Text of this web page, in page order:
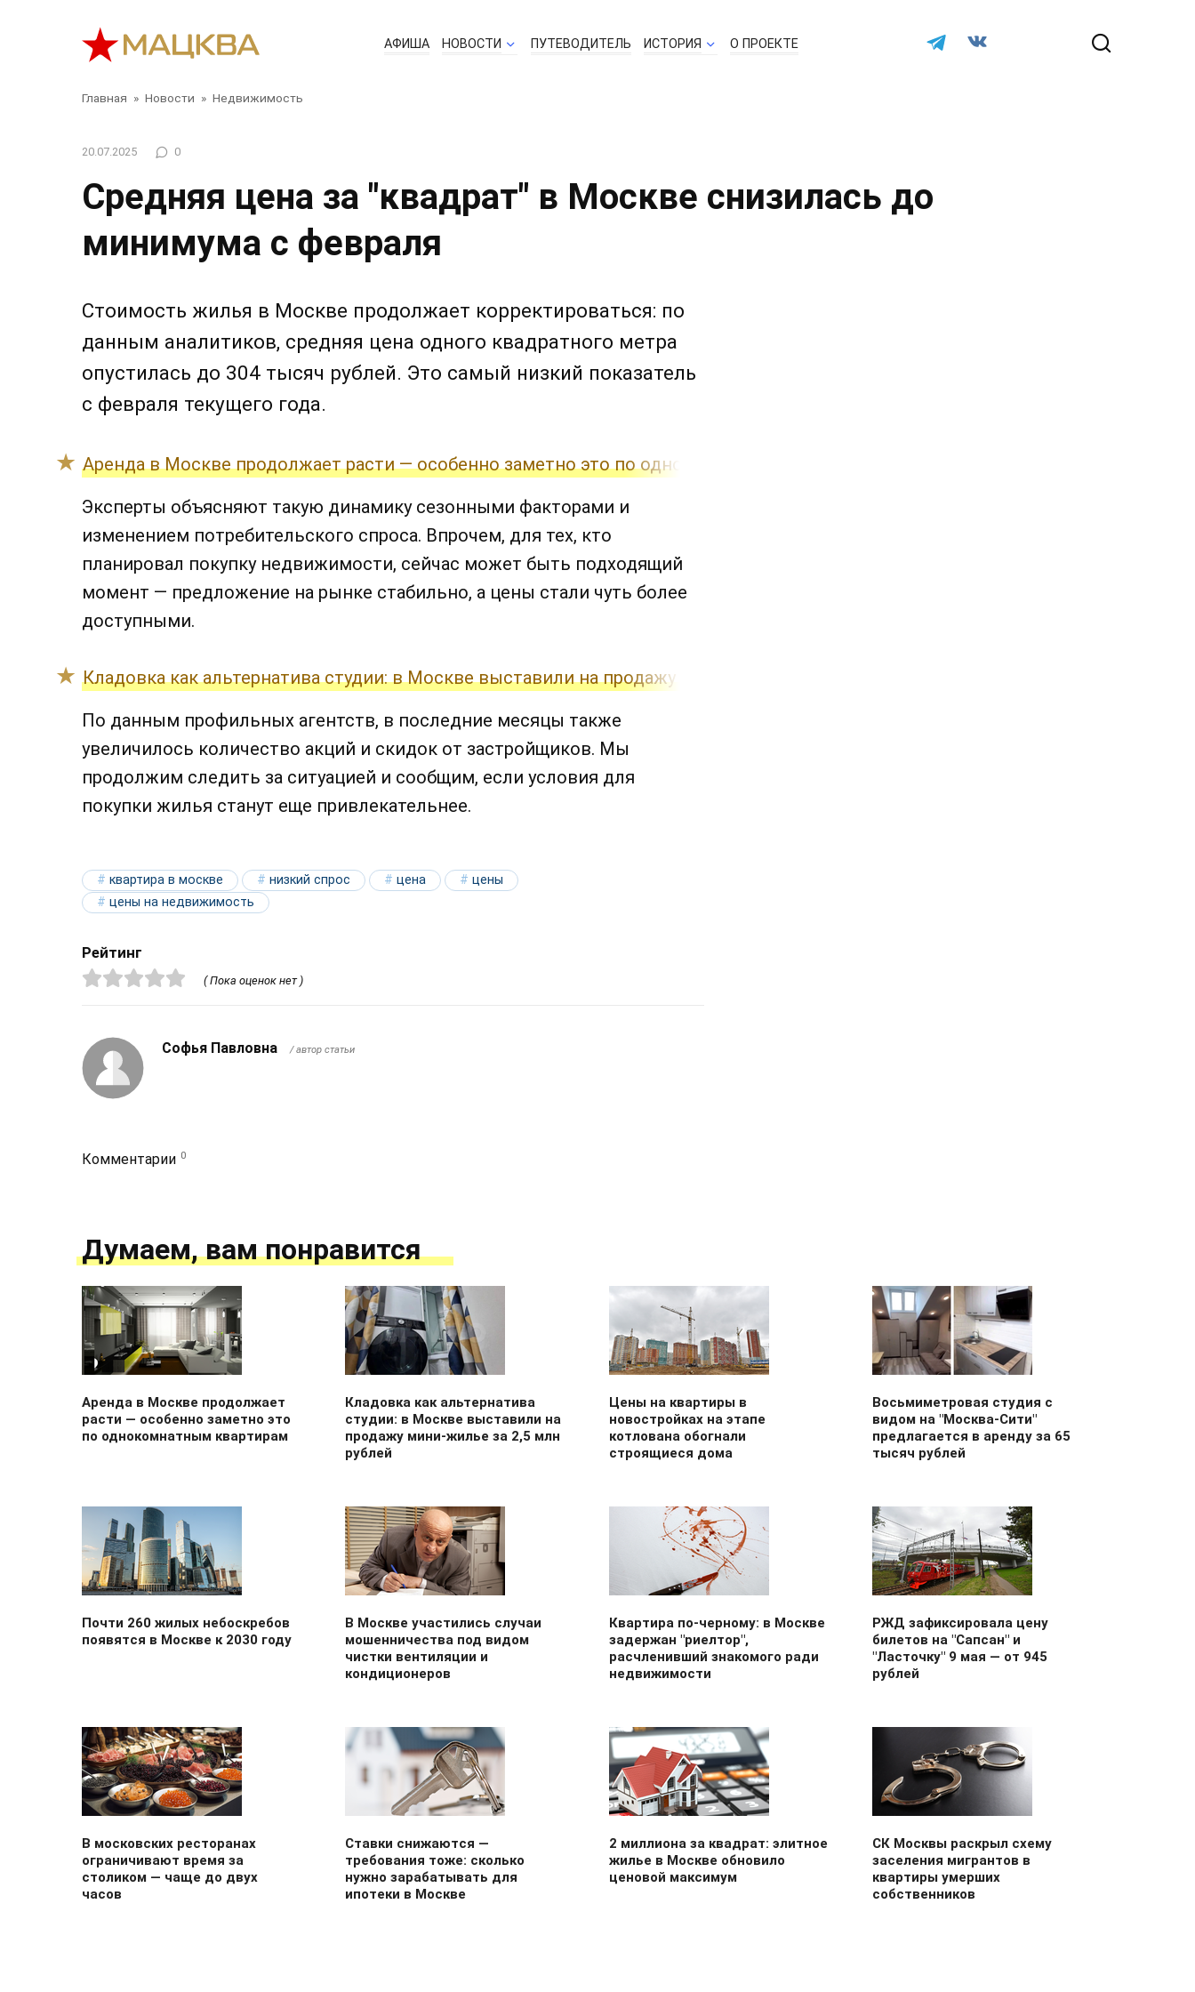
АФИША НОВОСТИ ПУТЕВОДИТЕЛЬ ИСТОРИЯ О ПРОЕКТЕ
Главная » Новости » Недвижимость
20.07.2025 0
Средняя цена за "квадрат" в Москве снизилась до
минимума с февраля
Стоимость жилья в Москве продолжает корректироваться: по
данным аналитиков, средняя цена одного квадратного метра
опустилась до 304 тысяч рублей. Это самый низкий показатель
с февраля текущего года.
Аренда в Москве продолжает расти — особенно заметно это по однокомнатным квартирам
Эксперты объясняют такую динамику сезонными факторами и
изменением потребительского спроса. Впрочем, для тех, кто
планировал покупку недвижимости, сейчас может быть подходящий
момент — предложение на рынке стабильно, а цены стали чуть более
доступными.
Кладовка как альтернатива студии: в Москве выставили на продажу мини-жилье за 2,5 млн рублей
По данным профильных агентств, в последние месяцы также
увеличилось количество акций и скидок от застройщиков. Мы
продолжим следить за ситуацией и сообщим, если условия для
покупки жилья станут еще привлекательнее.
квартира в москве низкий спрос цена
цены
цены на недвижимость
Рейтинг
( Пока оценок нет )
Софья Павловна / автор статьи
Комментарии 0
Думаем, вам понравится
Аренда в Москве продолжает
расти — особенно заметно это
по однокомнатным квартирам
Кладовка как альтернатива
студии: в Москве выставили на
продажу мини-жилье за 2,5 млн
рублей
Цены на квартиры в
новостройках на этапе
котлована обогнали
строящиеся дома
Восьмиметровая студия с
видом на "Москва-Сити"
предлагается в аренду за 65
тысяч рублей
Почти 260 жилых небоскребов
появятся в Москве к 2030 году
В Москве участились случаи
мошенничества под видом
чистки вентиляции и
кондиционеров
Квартира по‑черному: в Москве
задержан "риелтор",
расчленивший знакомого ради
недвижимости
РЖД зафиксировала цену
билетов на "Сапсан" и
"Ласточку" 9 мая — от 945
рублей
В московских ресторанах
ограничивают время за
столиком — чаще до двух
часов
Ставки снижаются —
требования тоже: сколько
нужно зарабатывать для
ипотеки в Москве
2 миллиона за квадрат: элитное
жилье в Москве обновило
ценовой максимум
СК Москвы раскрыл схему
заселения мигрантов в
квартиры умерших
собственников